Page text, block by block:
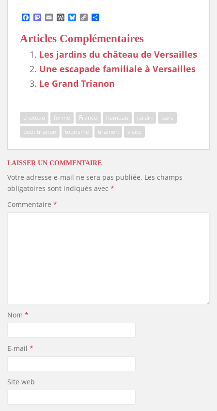
e
b
o
o
k
M
s
t
o
d
o
n
E
i
W
r
d
r
s
s
B
e
k
C
p
y
i
k
r
Articles Complémentaires
Les jardins du château de Versailles
Une escapade familiale à Versailles
Le Grand Trianon
chateau ferme France hameau jardin
parc
petit trianon
tourisme triainon visite
LAISSER UN COMMENTAIRE
Votre adresse e-mail ne sera pas publiée. Les champs
obligatoires sont indiqués avec *
Commentaire *
Nom *
E-mail *
Site web